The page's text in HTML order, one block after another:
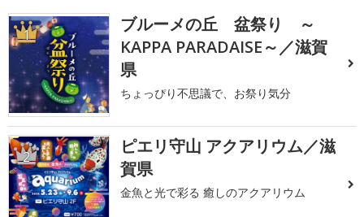
1
ブルーメの丘 盆祭り ～
KAPPA PARADAISE～／滋賀
県
ちょっぴり不思議で、お祭り気分
2
ピエリ守山 アクアリウム／滋
賀県
金魚と光で彩る 癒しのアクアリウム